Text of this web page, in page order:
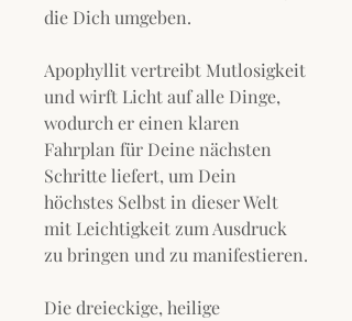
die Dich umgeben.
Apophyllit vertreibt Mutlosigkeit
und wirft Licht auf alle Dinge,
wodurch er einen klaren
Fahrplan für Deine nächsten
Schritte liefert, um Dein
höchstes Selbst in dieser Welt
mit Leichtigkeit zum Ausdruck
zu bringen und zu manifestieren.
Die dreieckige, heilige